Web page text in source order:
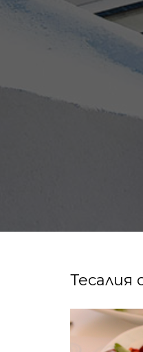
Тесалия